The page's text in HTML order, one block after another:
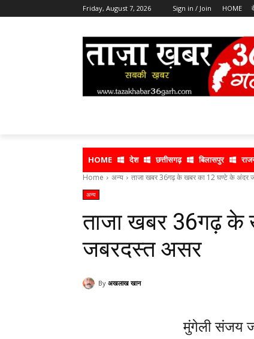
Friday, August 7, 2026 Sign in / Join HOME
HOME देश छत्तीसगढ़ बिलासपुर
Home अन्य ताजा खबर 36गढ़ के खबर का 12 घण्टे के अंदर
अन्य
ताजा खबर 36गढ़
जबरदस्त असर
By अखलाख खान
मुंगेली संजय